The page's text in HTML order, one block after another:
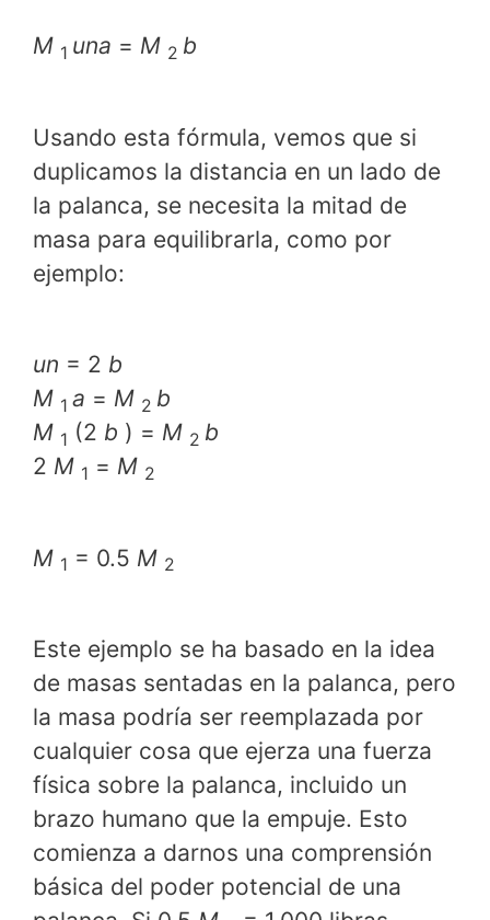
M 1 una = M 2 b
Usando esta fórmula, vemos que si
duplicamos la distancia en un lado de
la palanca, se necesita la mitad de
masa para equilibrarla, como por
ejemplo:
un = 2 b
M 1 a = M 2 b
M 1 (2 b ) = M 2 b
2 M 1 = M 2
M 1 = 0.5 M 2
Este ejemplo se ha basado en la idea
de masas sentadas en la palanca, pero
la masa podría ser reemplazada por
cualquier cosa que ejerza una fuerza
física sobre la palanca, incluido un
brazo humano que la empuje. Esto
comienza a darnos una comprensión
básica del poder potencial de una